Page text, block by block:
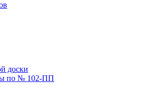
доски
по № 102-ПП